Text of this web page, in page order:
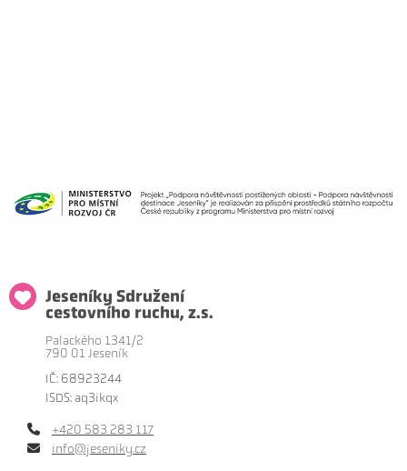
Jeseníky Sdružení
cestovního ruchu, z.s.
Palackého 1341/2
790 01 Jeseník
IČ: 68923244
ISDS: aq3ikqx
+420 583 283 117
info@jeseniky.cz